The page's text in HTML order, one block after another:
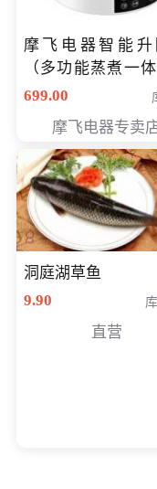
摩飞电器智能升
（多功能蒸煮一体
（智能升降养生锅
699.00
摩飞电器专卖
洞庭湖草鱼
9.90
直营